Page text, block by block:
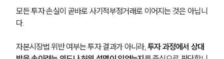
모든 투자 손실이 곧바로 사기적부정거래로 이어지는 것은 아닙니
다.
자본시장법 위반 여부는 투자 결과가 아니라, 투자 과정에서 상대